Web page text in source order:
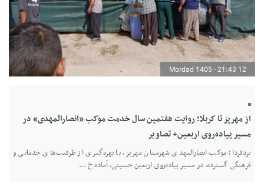
12 Mordad 1405 - 21:43
از مهریز تا کربلا؛ روایت هفتمین سال خدمت موکب «انصارالمهدی» در
مسیر پیاده‌روی اربعین+ تصاویر
یزدفردا؛ موکب انصارالمهدی شهرستان مهریز، با بهره‌گیری از ظرفیت‌های خدماتی و
فرهنگی گسترده، در مسیر پیاده‌روی اربعین حسینی، آماده خ ...